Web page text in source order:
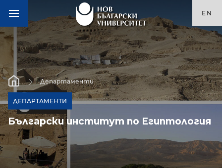
EN
Департаменти
ДЕПАРТАМЕНТИ
Български институт по Египтология